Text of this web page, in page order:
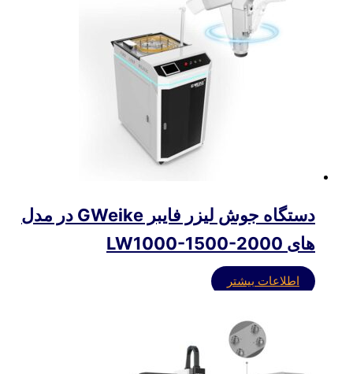
دستگاه جوش لیزر فایبر GWeike در مدل
های LW1000-1500-2000
اطلاعات بیشتر